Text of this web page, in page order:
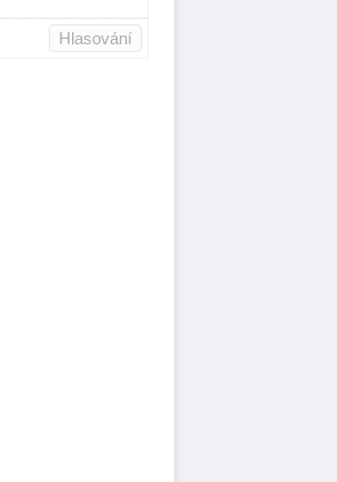
Hlasování